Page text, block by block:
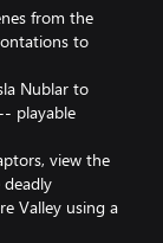
from the
to
Nublar to
playable
view the
deadly
Valley using a